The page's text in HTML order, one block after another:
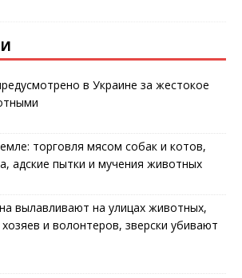
в Украине за жестокое
торговля мясом собак и котов,
адские пытки и мучения животных
вылавливают на улицах животных,
и волонтеров, зверски убивают